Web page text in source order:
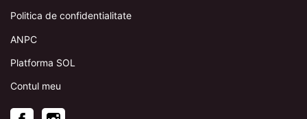
Politica de confidentialitate
ANPC
Platforma SOL
Contul meu
Facebook